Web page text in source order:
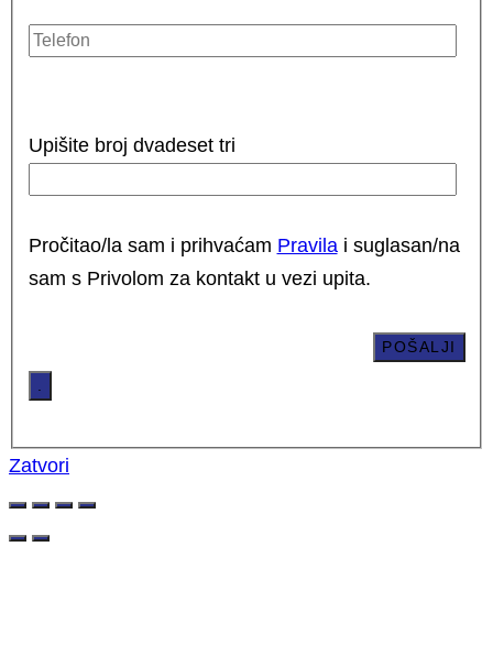
Upišite broj dvadeset tri
Pročitao/la sam i prihvaćam Pravilai suglasan/na
sam s Privolom za kontakt u vezi upita.
.
Zatvori